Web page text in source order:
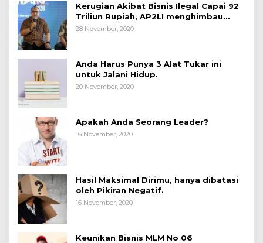
Kerugian Akibat Bisnis Ilegal Capai 92
Triliun Rupiah, AP2LI menghimbau
masyarakat Waspada.
28 November, 2020
Anda Harus Punya 3 Alat Tukar ini
untuk Jalani Hidup.
20 November, 2020
Apakah Anda Seorang Leader?
16 November, 2020
Hasil Maksimal Dirimu, hanya dibatasi
oleh Pikiran Negatif.
16 November, 2020
Keunikan Bisnis MLM No 06